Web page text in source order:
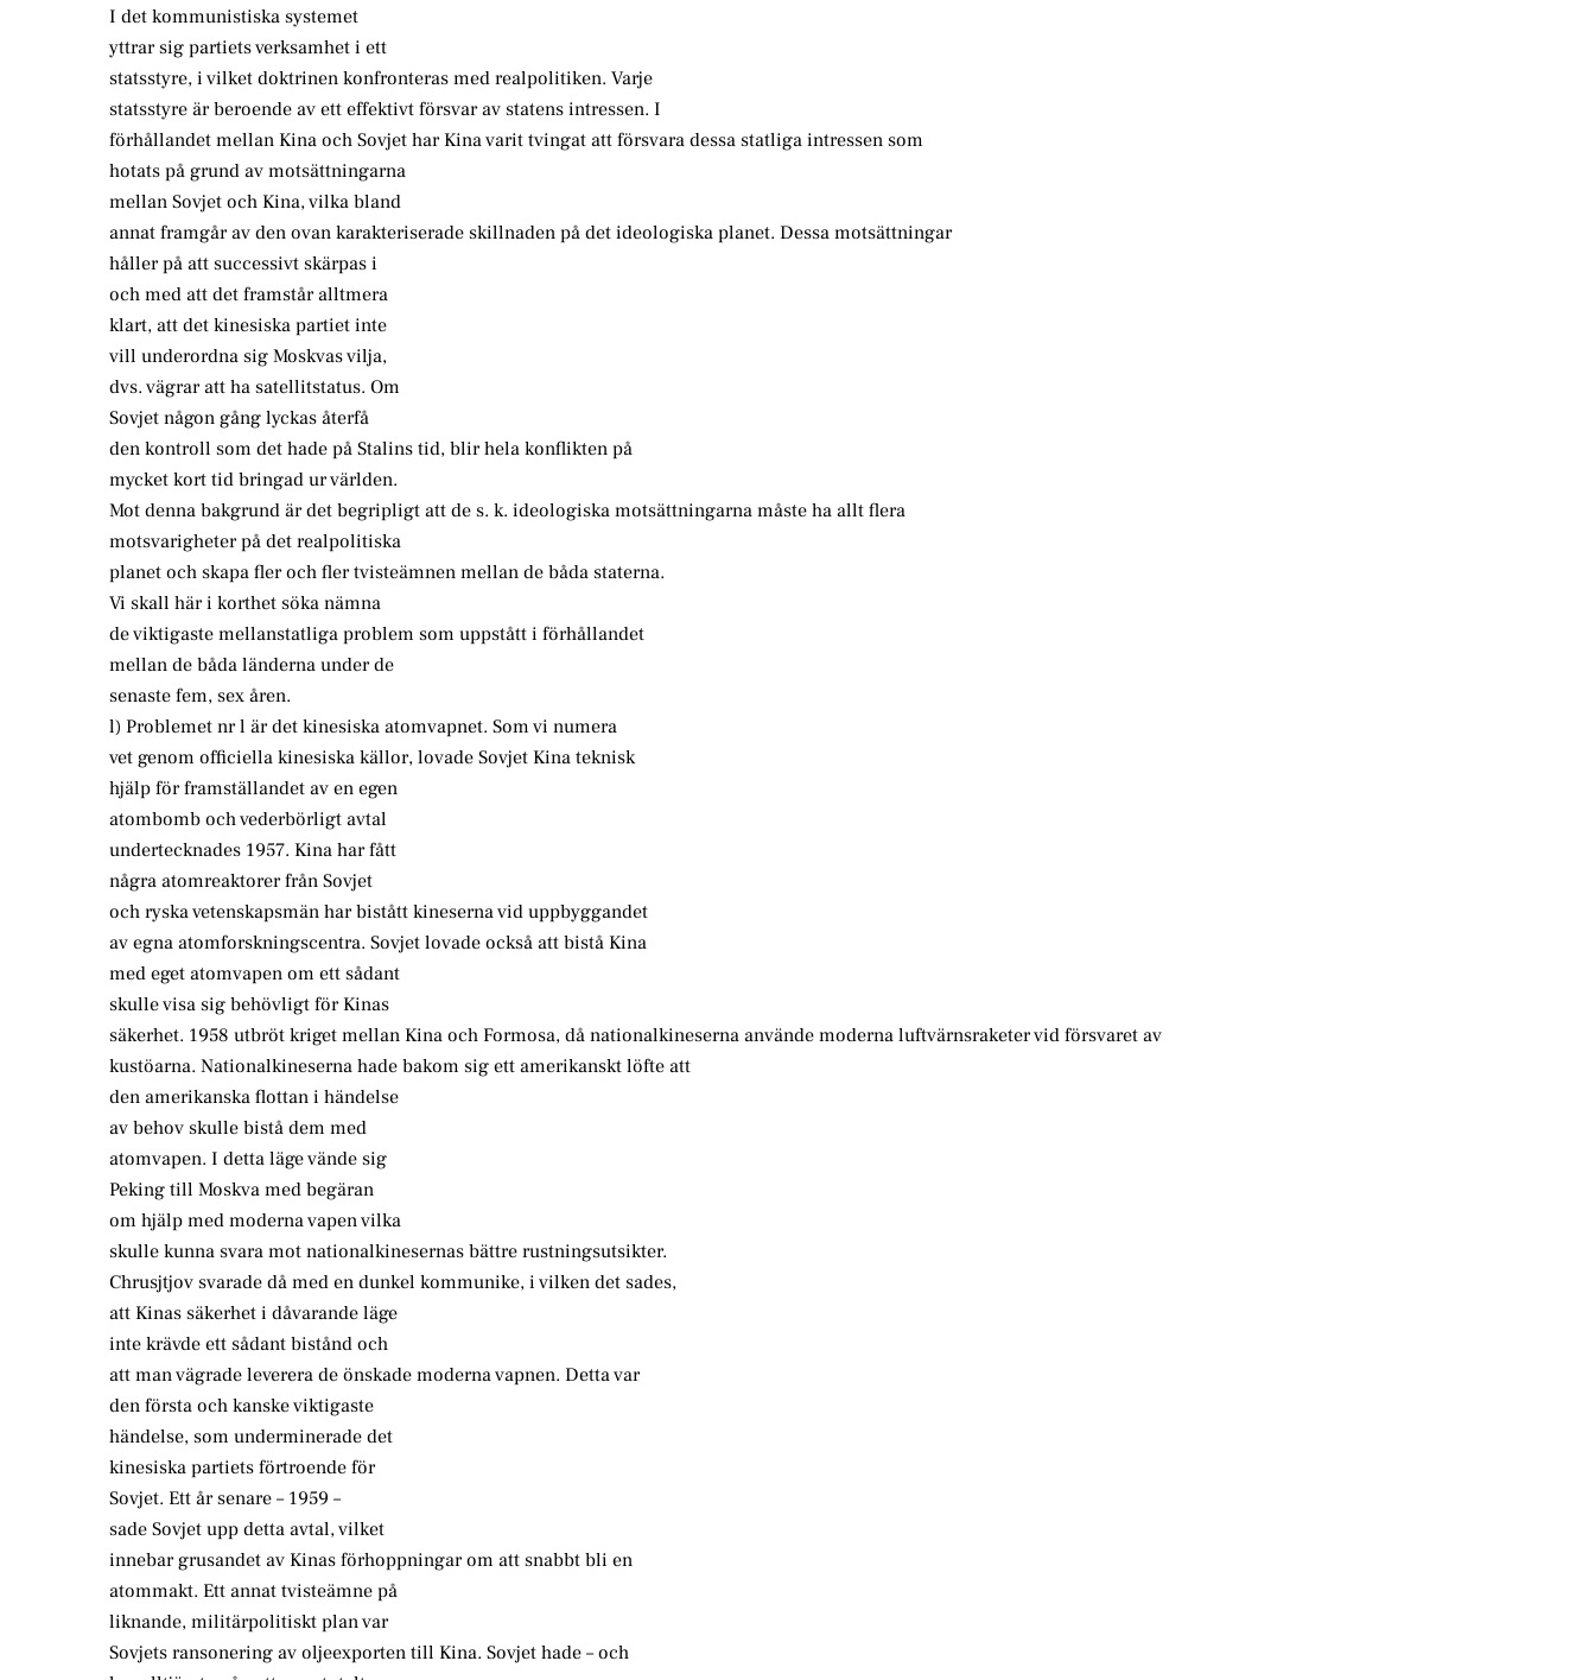
I det kommunistiska systemet
yttrar sig partiets verksamhet i ett
statsstyre, i vilket doktrinen konfronteras med realpolitiken. Varje
statsstyre är beroende av ett effektivt försvar av statens intressen. I
förhållandet mellan Kina och Sovjet har Kina varit tvingat att försvara dessa statliga intressen som
hotats på grund av motsättningarna
mellan Sovjet och Kina, vilka bland
annat framgår av den ovan karakteriserade skillnaden på det ideologiska planet. Dessa motsättningar
håller på att successivt skärpas i
och med att det framstår alltmera
klart, att det kinesiska partiet inte
vill underordna sig Moskvas vilja,
dvs. vägrar att ha satellitstatus. Om
Sovjet någon gång lyckas återfå
den kontroll som det hade på Stalins tid, blir hela konflikten på
mycket kort tid bringad ur världen.
Mot denna bakgrund är det begripligt att de s. k. ideologiska motsättningarna måste ha allt flera
motsvarigheter på det realpolitiska
planet och skapa fler och fler tvisteämnen mellan de båda staterna.
Vi skall här i korthet söka nämna
de viktigaste mellanstatliga problem som uppstått i förhållandet
mellan de båda länderna under de
senaste fem, sex åren.
l) Problemet nr l är det kinesiska atomvapnet. Som vi numera
vet genom officiella kinesiska källor, lovade Sovjet Kina teknisk
hjälp för framställandet av en egen
atombomb och vederbörligt avtal
undertecknades 1957. Kina har fått
några atomreaktorer från Sovjet
och ryska vetenskapsmän har bistått kineserna vid uppbyggandet
av egna atomforskningscentra. Sovjet lovade också att bistå Kina
med eget atomvapen om ett sådant
skulle visa sig behövligt för Kinas
säkerhet. 1958 utbröt kriget mellan Kina och Formosa, då nationalkineserna använde moderna luftvärnsraketer vid försvaret av
kustöarna. Nationalkineserna hade bakom sig ett amerikanskt löfte att
den amerikanska flottan i händelse
av behov skulle bistå dem med
atomvapen. I detta läge vände sig
Peking till Moskva med begäran
om hjälp med moderna vapen vilka
skulle kunna svara mot nationalkinesernas bättre rustningsutsikter.
Chrusjtjov svarade då med en dunkel kommunike, i vilken det sades,
att Kinas säkerhet i dåvarande läge
inte krävde ett sådant bistånd och
att man vägrade leverera de önskade moderna vapnen. Detta var
den första och kanske viktigaste
händelse, som underminerade det
kinesiska partiets förtroende för
Sovjet. Ett år senare – 1959 –
sade Sovjet upp detta avtal, vilket
innebar grusandet av Kinas förhoppningar om att snabbt bli en
atommakt. Ett annat tvisteämne på
liknande, militärpolitiskt plan var
Sovjets ransonering av oljeexporten till Kina. Sovjet hade – och